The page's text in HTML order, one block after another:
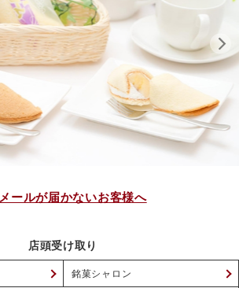
メールが届かないお客様へ
店頭受け取り
銘菓シャロン